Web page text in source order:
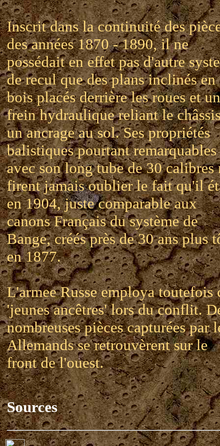
Inscrit dans la continuité des
des années 1870 - 1890, il ne
possédait en effet pas d'autre
de recul que des plans inclinés en
bois placés derrière les roues et un
frein hydraulique reliant le
un ancrage au sol. Ses propriétés
balistiques pourtant remarquables
avec son long tube de 30 calibres
firent jamais oublier le fait qu'il
en 1904, juste comparable aux
canons Français du système de
Bange, créés près de 30 ans plus
en 1877.
L'armee Russe employa toutefois
'jeunes ancêtres' lors du conflit.
nombreuses pièces capturées par
Allemands se retrouvèrent sur le
front de l'ouest.
Sources